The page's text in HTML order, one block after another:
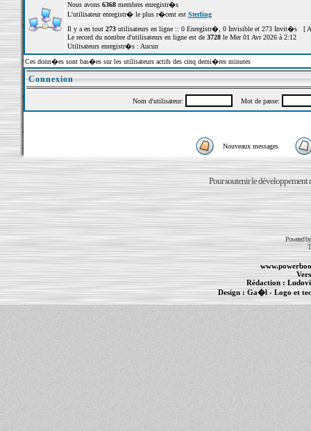
Nous avons 6368membres enregistr�s
L'utilisateur enregistr� le plus r�cent est Sterling
Il y a en tout 273utilisateurs en ligne :: 0 Enregistr�, 0 Invisible et 273 Invit�s [
Le record du nombre d'utilisateurs en ligne est de 3728le Mer 01 Avr 2026 à 2:12
Utilisateurs enregistr�s : Aucun
Ces donn�es sont bas�es sur les utilisateurs actifs des cinq derni�res minutes
Connexion
Nom d'utilisateur: Mot de passe:
Nouveaux messages
Pour soutenir le développement
Powered
Rédaction :
Design : Ga�l - Logo et